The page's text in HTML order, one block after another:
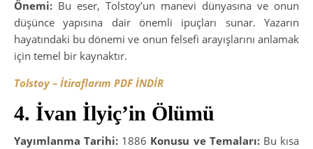
Önemi: Bu eser, Tolstoy’un manevi dünyasına ve onun
düşünce yapısına dair önemli ipuçları sunar. Yazarın
hayatındaki bu dönemi ve onun felsefi arayışlarını anlamak
için temel bir kaynaktır.
Tolstoy – İtiraflarım PDF İNDİR
4. İvan İlyiç’in Ölümü
Yayımlanma Tarihi: 1886 Konusu ve Temaları:Bu kısa